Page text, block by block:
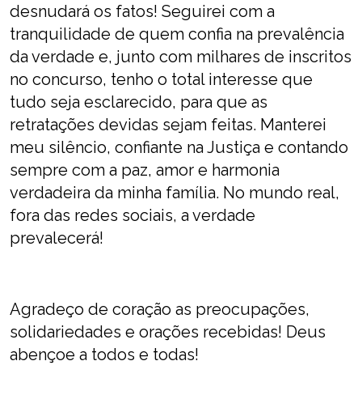
desnudará os fatos! Seguirei com a
tranquilidade de quem confia na prevalência
da verdade e, junto com milhares de inscritos
no concurso, tenho o total interesse que
tudo seja esclarecido, para que as
retratações devidas sejam feitas. Manterei
meu silêncio, confiante na Justiça e contando
sempre com a paz, amor e harmonia
verdadeira da minha família. No mundo real,
fora das redes sociais, a verdade
prevalecerá!
Agradeço de coração as preocupações,
solidariedades e orações recebidas! Deus
abençoe a todos e todas!